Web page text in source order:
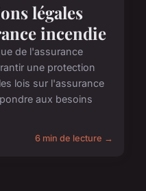
légales
incendie
de l'assurance
une protection
lois sur l'assurance
aux besoins
6 min de lecture →